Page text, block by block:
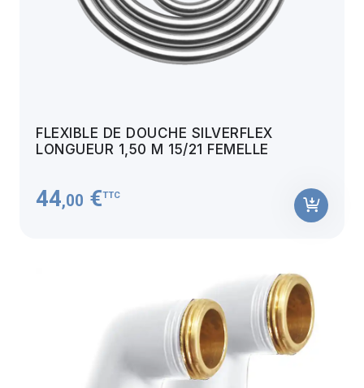
FLEXIBLE DE DOUCHE SILVERFLEX
LONGUEUR 1,50 M 15/21 FEMELLE
44,00 €TTC